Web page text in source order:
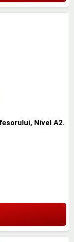
Nivel A2.